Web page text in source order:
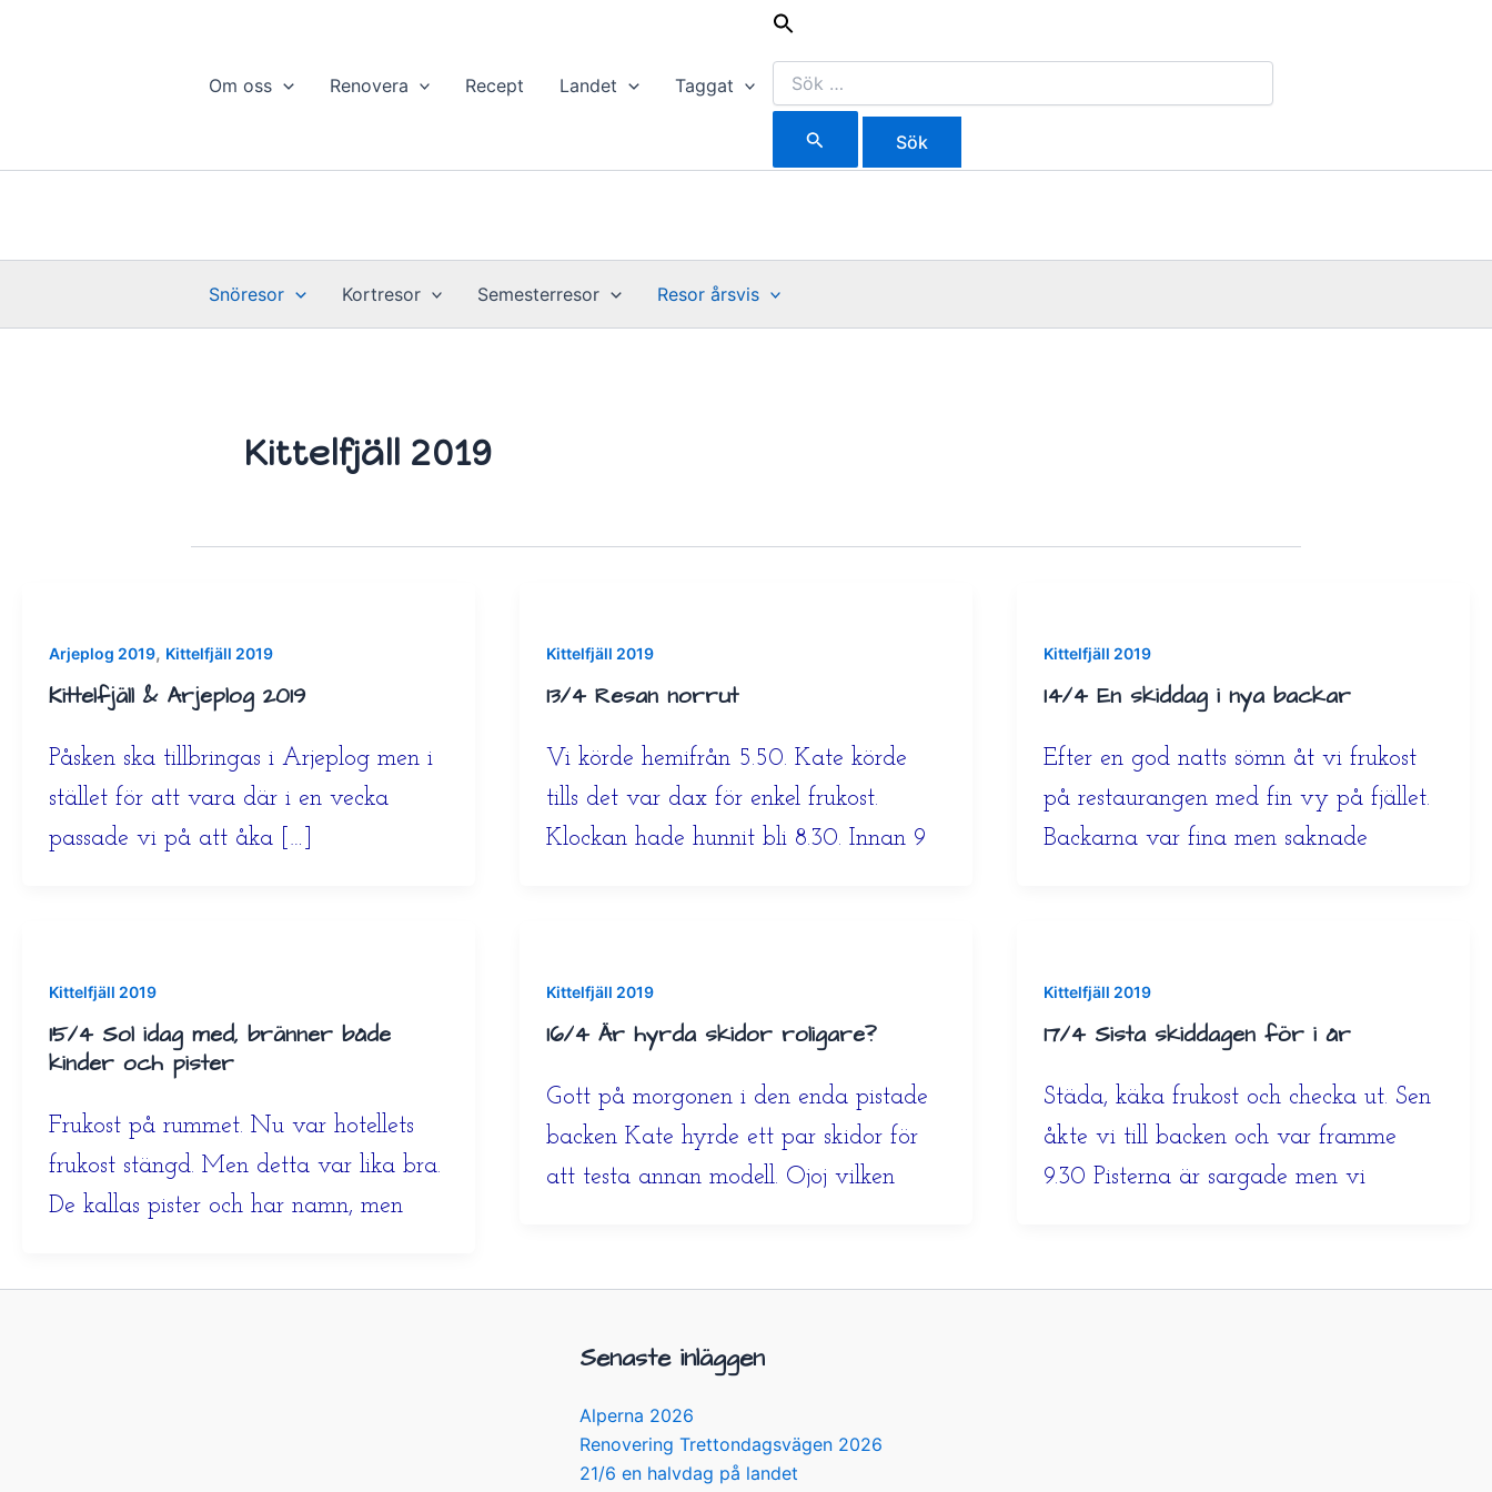
Om oss Renovera Recept Landet Taggat
Sök
efter:
Snöresor Kortresor Semesterresor Resor årsvis
Kittelfjäll 2019
Arjeplog 2019, Kittelfjäll 2019
Kittelfjäll & Arjeplog 2019
Påsken ska tillbringas i Arjeplog men i
stället för att vara där i en vecka
passade vi på att åka […]
Kittelfjäll 2019
13/4 Resan norrut
Vi körde hemifrån 5.50. Kate körde
tills det var dax för enkel frukost.
Klockan hade hunnit bli 8.30. Innan 9
Kittelfjäll 2019
14/4 En skiddag i nya backar
Efter en god natts sömn åt vi frukost
på restaurangen med fin vy på fjället.
Backarna var fina men saknade
Kittelfjäll 2019
15/4 Sol idag med, bränner både
kinder och pister
Frukost på rummet. Nu var hotellets
frukost stängd. Men detta var lika bra.
De kallas pister och har namn, men
Kittelfjäll 2019
16/4 Är hyrda skidor roligare?
Gott på morgonen i den enda pistade
backen Kate hyrde ett par skidor för
att testa annan modell. Ojoj vilken
Kittelfjäll 2019
17/4 Sista skiddagen för i år
Städa, käka frukost och checka ut. Sen
åkte vi till backen och var framme
9.30 Pisterna är sargade men vi
Senaste inläggen
Alperna 2026
Renovering Trettondagsvägen 2026
21/6 en halvdag på landet